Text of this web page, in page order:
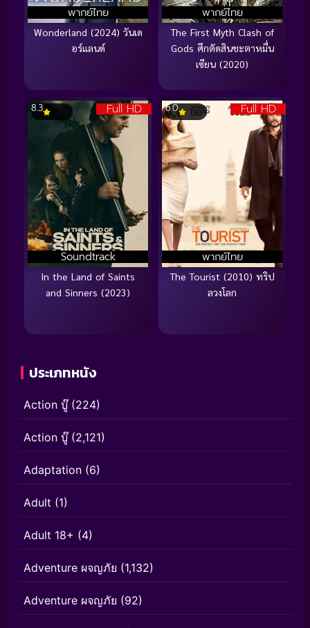
พากย์ไทย
Wonderland (2024) วันเด
อร์แลนด์
พากย์ไทย
The First Myth Clash of
Gods ศึกตัดสินชะตาหมื่น
เซียน (2020)
Full HD
Soundtrack
8.3
In the Land of Saints
and Sinners (2023)
Full HD
พากย์ไทย
6.0
The Tourist (2010) ทริป
ลวงโลก
ประเภทหนัง
Action บู๊(224)
Action บู๊(2,121)
Adaptation (6)
Adult (1)
Adult 18+ (4)
Adventure ผจญภัย (1,132)
Adventure ผจญภัย (92)